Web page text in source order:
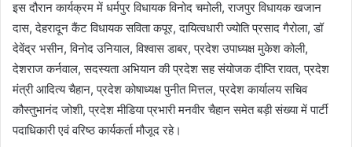
इस दौरान कार्यक्रम में धर्मपुर विधायक विनोद चमोली, राजपुर विधायक खजान
दास, देहरादून कैंट विधायक सविता कपूर, दायित्वधारी ज्योति प्रसाद गैरोला, डॉ
देवेंद्र भसीन, विनोद उनियाल, विश्वास डाबर, प्रदेश उपाध्यक्ष मुकेश कोली,
देशराज कर्नवाल, सदस्यता अभियान की प्रदेश सह संयोजक दीप्ति रावत, प्रदेश
मंत्री आदित्य चैहान, प्रदेश कोषाध्यक्ष पुनीत मित्तल, प्रदेश कार्यालय सचिव
कौस्तुभानंद जोशी, प्रदेश मीडिया प्रभारी मनवीर चैहान समेत बड़ी संख्या में पार्टी
पदाधिकारी एवं वरिष्ठ कार्यकर्ता मौजूद रहे।